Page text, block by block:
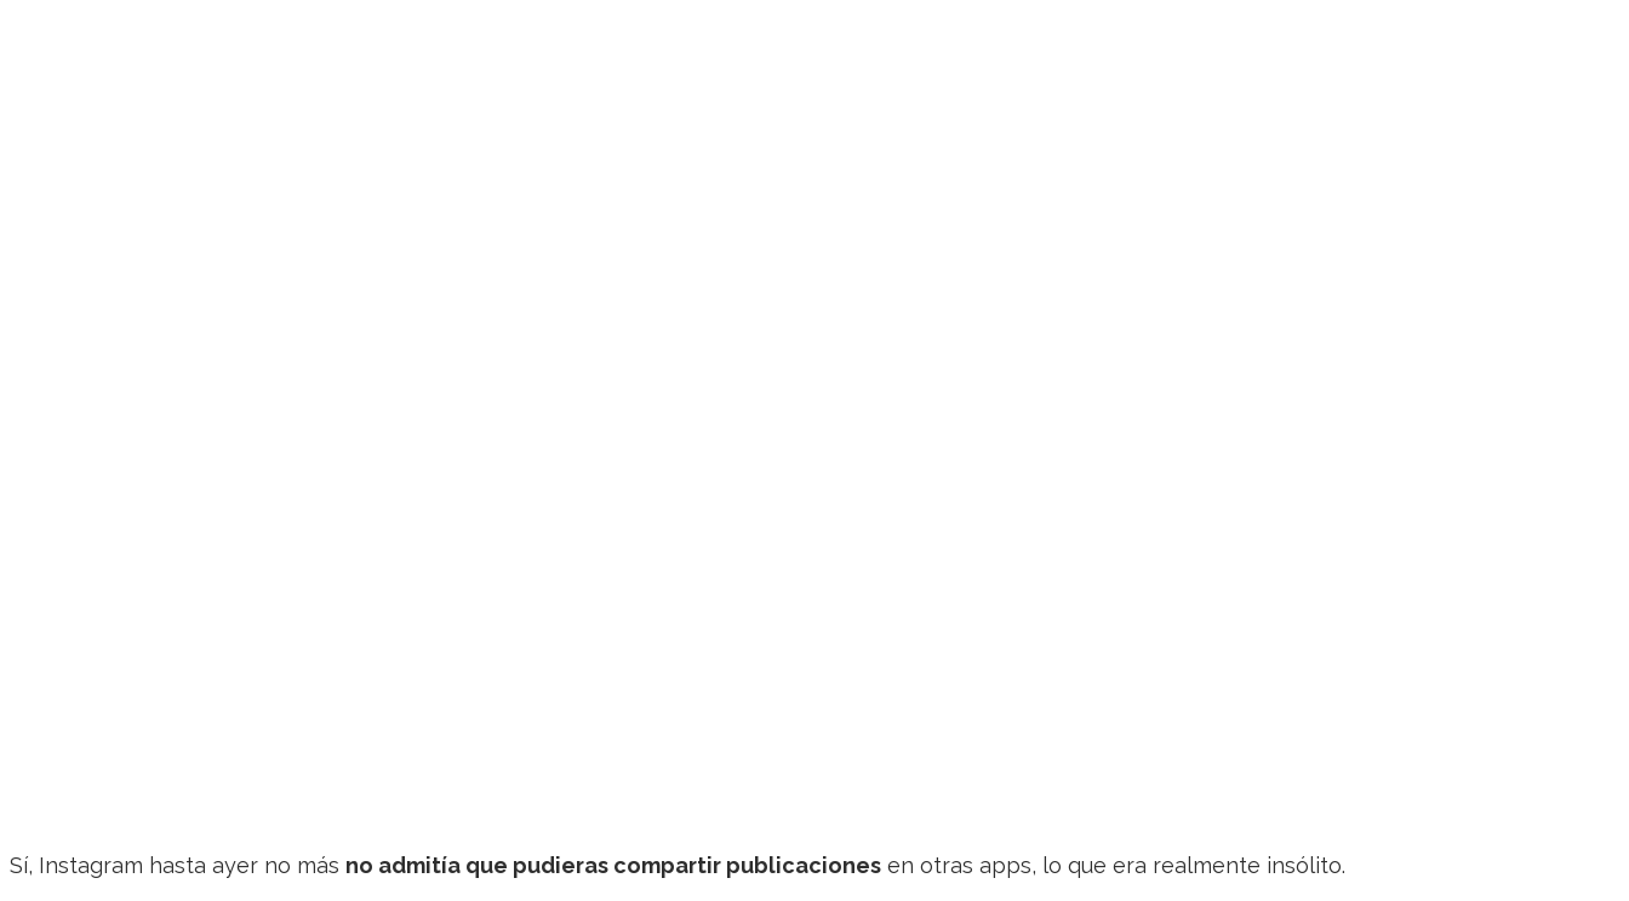
Sí, Instagram hasta ayer no más no admitía que pudieras compartir publicaciones en otras apps, lo que era realmente insólito.